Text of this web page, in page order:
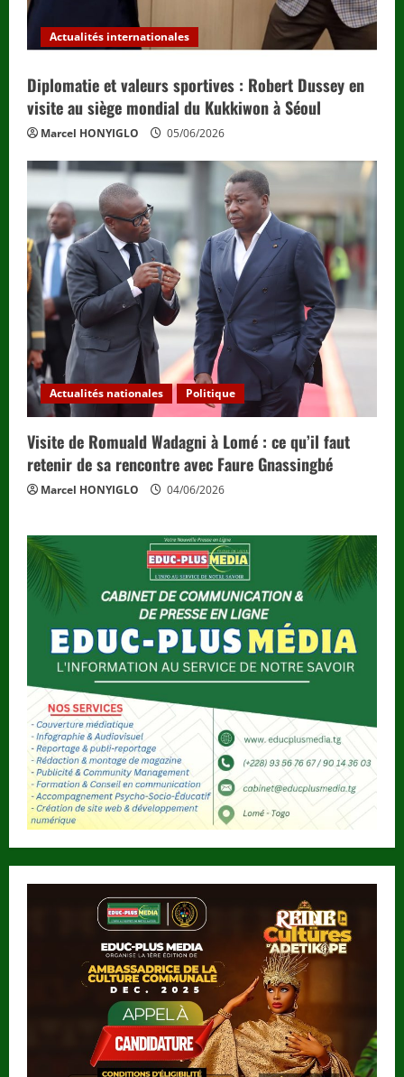
Actualités internationales
Diplomatie et valeurs sportives : Robert Dussey en
visite au siège mondial du Kukkiwon à Séoul
Marcel HONYIGLO 05/06/2026
Actualités nationales Politique
Visite de Romuald Wadagni à Lomé : ce qu’il faut
retenir de sa rencontre avec Faure Gnassingbé
Marcel HONYIGLO 04/06/2026